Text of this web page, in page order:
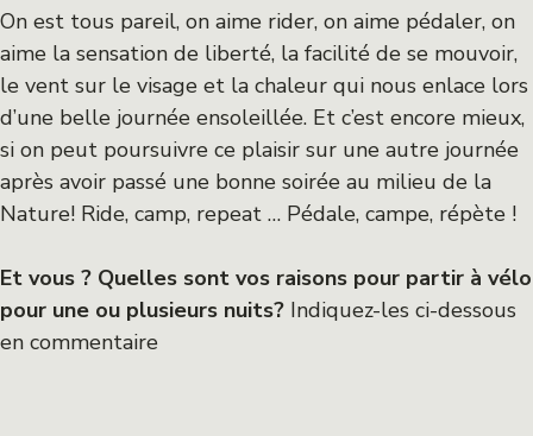
On est tous pareil, on aime rider, on aime pédaler, on
aime la sensation de liberté, la facilité de se mouvoir,
le vent sur le visage et la chaleur qui nous enlace lors
d’une belle journée ensoleillée. Et c’est encore mieux,
si on peut poursuivre ce plaisir sur une autre journée
après avoir passé une bonne soirée au milieu de la
Nature! Ride, camp, repeat … Pédale, campe, répète !
Et vous ? Quelles sont vos raisons pour partir à vélo
pour une ou plusieurs nuits? Indiquez-les ci-dessous
en commentaire